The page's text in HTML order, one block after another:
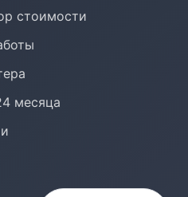
стоимости
месяца